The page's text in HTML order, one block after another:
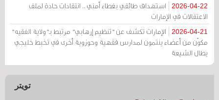
2026-04-22
استهداف طائفي بغطاء أمني .. انتقادات حادة لملف
الاعتقالات في الإمارات
2026-04-21
الإمارات تكشف عن "تنظيم إرهابي" مرتبط بـ"ولاية الفقيه"
مكوّن من أعضاء ينتمون لمدارس فقهية وحوزوية أخرى في تخبط خليجي
يطال الشيعة
تويتر